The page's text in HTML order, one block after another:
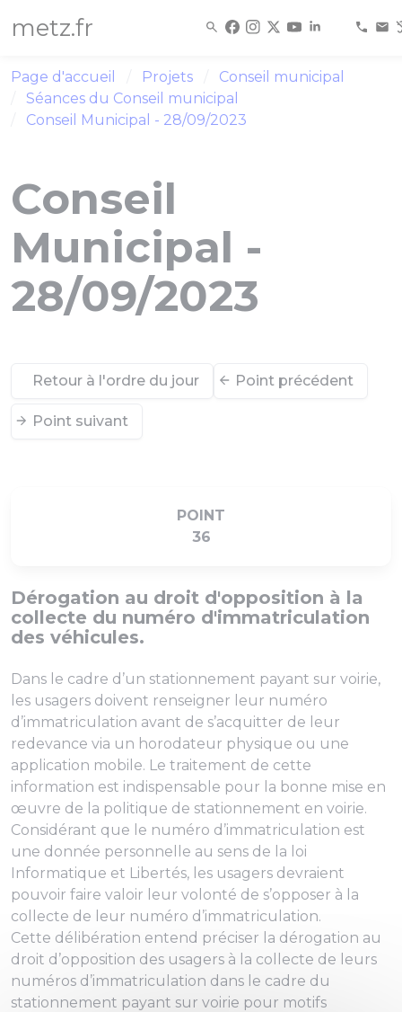
metz.fr
Page d'accueil Projets
Conseil municipal
Séances du Conseil municipal
Conseil Municipal - 28/09/2023
Conseil
Municipal -
28/09/2023
Retour à l'ordre du jour Point précédent
Point suivant
POINT
36
Dérogation au droit d'opposition à la
collecte du numéro d'immatriculation
des véhicules.
Dans le cadre d’un stationnement payant sur voirie,
les usagers doivent renseigner leur numéro
d’immatriculation avant de s’acquitter de leur
redevance via un horodateur physique ou une
application mobile. Le traitement de cette
information est indispensable pour la bonne mise en
œuvre de la politique de stationnement en voirie.
Considérant que le numéro d’immatriculation est
une donnée personnelle au sens de la loi
Informatique et Libertés, les usagers devraient
pouvoir faire valoir leur volonté de s’opposer à la
collecte de leur numéro d’immatriculation.
Cette délibération entend préciser la dérogation au
droit d’opposition des usagers à la collecte de leurs
numéros d’immatriculation dans le cadre du
stationnement payant sur voirie pour motifs